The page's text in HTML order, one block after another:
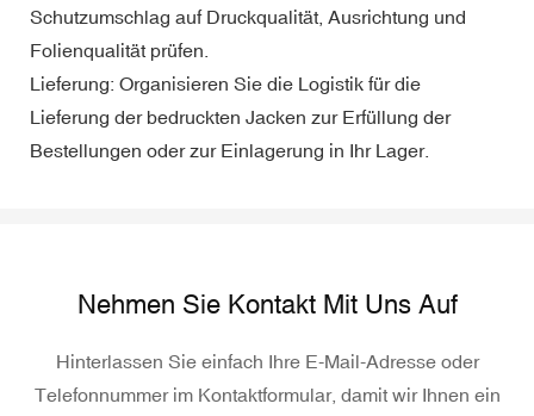
Schutzumschlag auf Druckqualität, Ausrichtung und
Folienqualität prüfen.
Lieferung: Organisieren Sie die Logistik für die
Lieferung der bedruckten Jacken zur Erfüllung der
Bestellungen oder zur Einlagerung in Ihr Lager.
Nehmen Sie Kontakt Mit Uns Auf
Hinterlassen Sie einfach Ihre E-Mail-Adresse oder
Telefonnummer im Kontaktformular, damit wir Ihnen ein